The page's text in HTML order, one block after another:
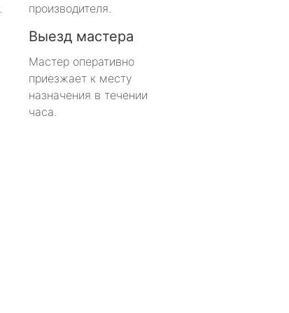
производителя.
Выезд мастера
Мастер оперативно
приезжает к месту
назначения в течении
часа.